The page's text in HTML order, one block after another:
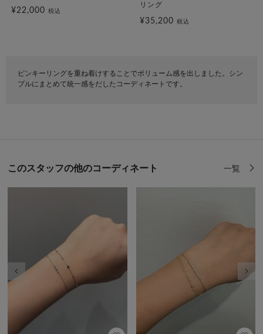
¥22,000 税込
リング
¥35,200 税込
ピンキーリングを重ね着けすることでボリューム感を出しました。シン
プルにまとめて統一感をだしたコーディネートです。
このスタッフの他のコーディネート 一覧
前の画像